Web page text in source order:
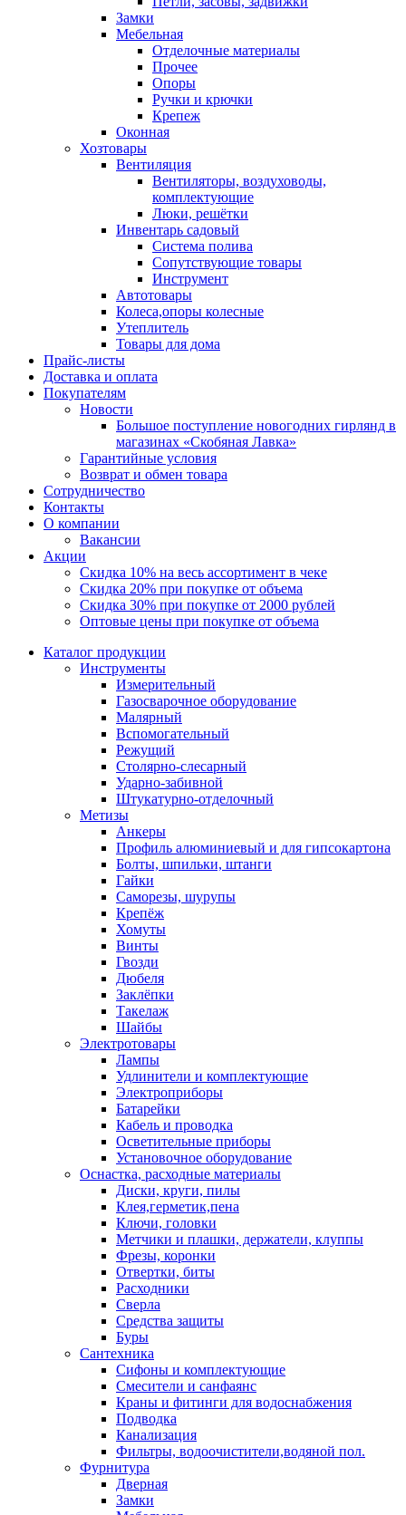
Замки
Мебельная
Отделочные материалы
Прочее
Опоры
Ручки и крючки
Крепеж
Оконная
Хозтовары
Вентиляция
Вентиляторы, воздуховоды,
комплектующие
Люки, решётки
Инвентарь садовый
Система полива
Сопутствующие товары
Инструмент
Автотовары
Колеса,опоры колесные
Утеплитель
Товары для дома
Прайс-листы
Доставка и оплата
Покупателям
Новости
Большое поступление новогодних гирлянд в
магазинах «Скобяная Лавка»
Гарантийные условия
Возврат и обмен товара
Сотрудничество
Контакты
О компании
Вакансии
Акции
Скидка 10% на весь ассортимент в чеке
Скидка 20% при покупке от объема
Скидка 30% при покупке от 2000 рублей
Оптовые цены при покупке от объема
Каталог продукции
Инструменты
Измерительный
Газосварочное оборудование
Малярный
Вспомогательный
Режущий
Столярно-слесарный
Ударно-забивной
Штукатурно-отделочный
Метизы
Анкеры
Профиль алюминиевый и для гипсокартона
Болты, шпильки, штанги
Гайки
Саморезы, шурупы
Крепёж
Хомуты
Винты
Гвозди
Дюбеля
Заклёпки
Такелаж
Шайбы
Электротовары
Лампы
Удлинители и комплектующие
Электроприборы
Батарейки
Кабель и проводка
Осветительные приборы
Установочное оборудование
Оснастка, расходные материалы
Диски, круги, пилы
Клея,герметик,пена
Ключи, головки
Метчики и плашки, держатели, клуппы
Фрезы, коронки
Отвертки, биты
Расходники
Сверла
Средства защиты
Буры
Сантехника
Сифоны и комплектующие
Смесители и санфаянс
Краны и фитинги для водоснабжения
Подводка
Канализация
Фильтры, водоочистители,водяной пол.
Фурнитура
Дверная
Замки